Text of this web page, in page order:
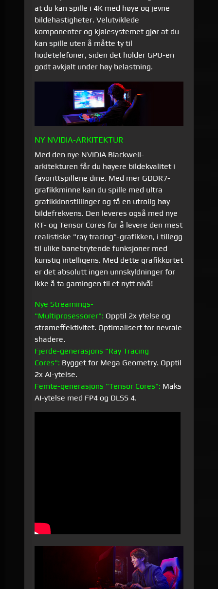
at du kan spille i 4K med høye og jevne
bildehastigheter. Velutviklede
komponenter og kjølesystemet gjør at du
kan spille uten å måtte ty til
hodetelefoner, siden det holder GPU-en
godt avkjølt under høy belastning.
NY NVIDIA-ARKITEKTUR
Med den nye NVIDIA Blackwell-
arkitekturen får du høyere bildekvalitet i
favorittspillene dine. Med mer GDDR7-
grafikkminne kan du spille med ultra
grafikkinnstillinger og få en utrolig høy
bildefrekvens. Den leveres også med nye
RT- og Tensor Cores for å levere den mest
realistiske "ray tracing"-grafikken, i tillegg
til ulike banebrytende funksjoner med
kunstig intelligens. Med dette grafikkortet
er det absolutt ingen unnskyldninger for
ikke å ta gamingen til et nytt nivå!
Nye Streamings-
"Multiprosessorer": Opptil 2x ytelse og
strømeffektivitet. Optimalisert for nevrale
shadere.
Fjerde-generasjons "Ray Tracing
Cores": Bygget for Mega Geometry. Opptil
2x AI-ytelse.
Femte-generasjons "Tensor Cores": Maks
AI-ytelse med FP4 og DLSS 4.